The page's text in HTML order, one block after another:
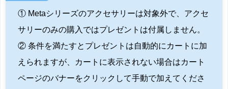
① Metaシリーズのアクセサリーは対象外で、アクセ
サリーのみの購入ではプレゼントは付属しません。
② 条件を満たすとプレゼントは自動的にカートに加
えられますが、カートに表示されない場合はカート
ページのバナーをクリックして手動で加えてくださ